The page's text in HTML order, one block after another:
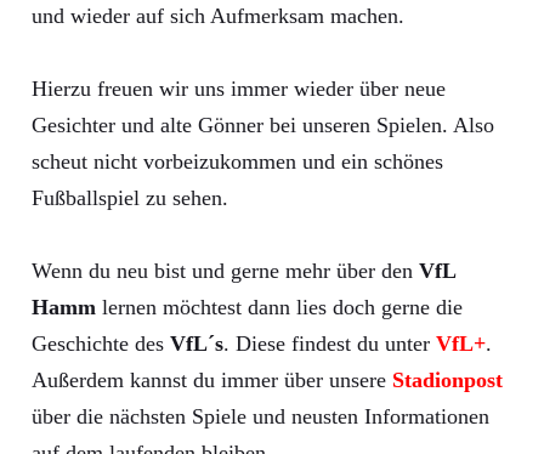
und wieder auf sich Aufmerksam machen.
Hierzu freuen wir uns immer wieder über neue
Gesichter und alte Gönner bei unseren Spielen. Also
scheut nicht vorbeizukommen und ein schönes
Fußballspiel zu sehen.
Wenn du neu bist und gerne mehr über den VfL
Hamm lernen möchtest dann lies doch gerne die
Geschichte des VfL´s. Diese findest du unter VfL+.
Außerdem kannst du immer über unsere Stadionpost
über die nächsten Spiele und neusten Informationen